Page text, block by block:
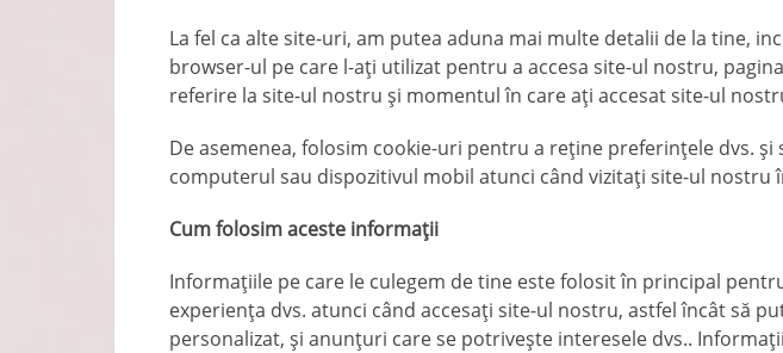
La fel ca alte site-uri, am putea aduna mai multe detalii de la tine,
browser-ul pe care l-ați utilizat pentru a accesa site-ul nostru,
referire la site-ul nostru și momentul în care ați accesat site-ul
De asemenea, folosim cookie-uri pentru a reține preferințele dvs. și
computerul sau dispozitivul mobil atunci când vizitați site-ul nostru
Cum folosim aceste informații
Informațiile pe care le culegem de tine este folosit în principal
experiența dvs. atunci când accesați site-ul nostru, astfel încât să
personalizat, și anunțuri care se potrivește interesele dvs..